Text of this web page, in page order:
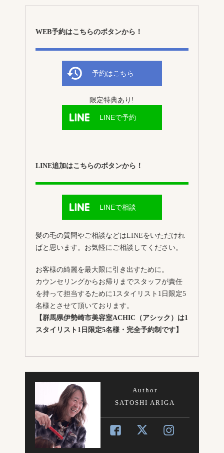
WEB予約はこちらのボタンから！
予約はこちら
限定特典あり!
LINEで予約
LINE追加はこちらのボタンから！
LINEで相談
髪の毛の質問やご相談などはLINEをいただけれ
ばと思います。お気軽にご相談してください。
お客様の綺麗を最大限に引き出すために。
カウンセリングからお帰りまでスタッフが責任
を持って担当するために1スタイリスト1日限定5
名様とさせて頂いております。
【群馬県伊勢崎市美容室ACHIC（アシック）は1
スタイリスト1日限定5名様・完全予約制です】
Author
SATOSHI ARIGA